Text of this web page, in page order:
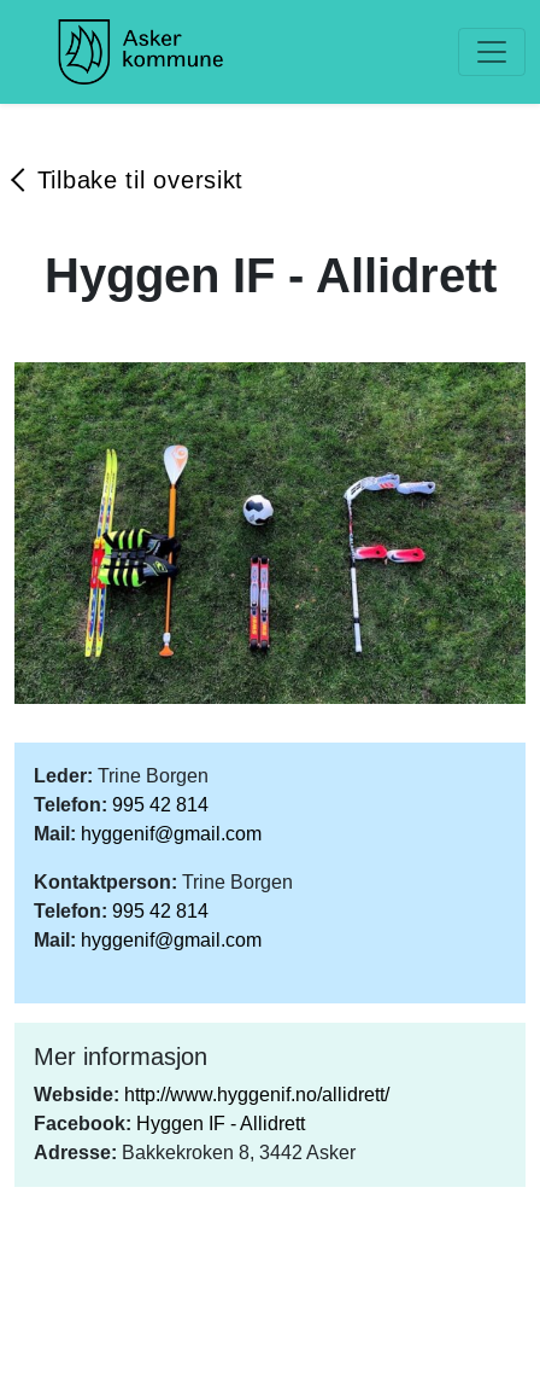
Tilbake til oversikt
Hyggen IF - Allidrett
Leder: Trine Borgen
Telefon: 995 42 814
Mail: hyggenif@gmail.com
Kontaktperson: Trine Borgen
Telefon: 995 42 814
Mail: hyggenif@gmail.com
Mer informasjon
Webside: http://www.hyggenif.no/allidrett/
Facebook: Hyggen IF - Allidrett
Adresse: Bakkekroken 8, 3442 Asker